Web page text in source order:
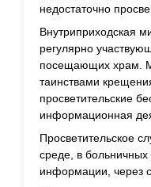
недостаточно
Внутриприходская
регулярно
посещающих храм.
таинствами
просветительские
информационная
Просветительское
среде, в
информации, через